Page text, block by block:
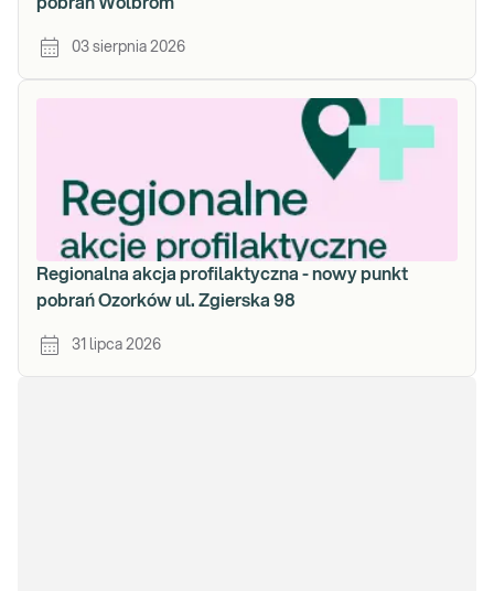
03 sierpnia 2026
Regionalna akcja profilaktyczna - nowy punkt
pobrań Ozorków ul. Zgierska 98
31 lipca 2026